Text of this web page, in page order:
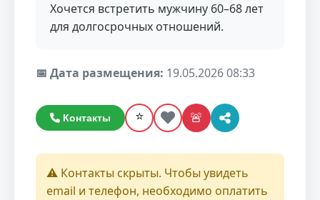
Хочется встретить мужчину 60–68 лет
для долгосрочных отношений.
📅 Дата размещения: 19.05.2026 08:33
Контакты ⭐ 🚨
⚠️ Контакты скрыты. Чтобы увидеть
email и телефон, необходимо оплатить